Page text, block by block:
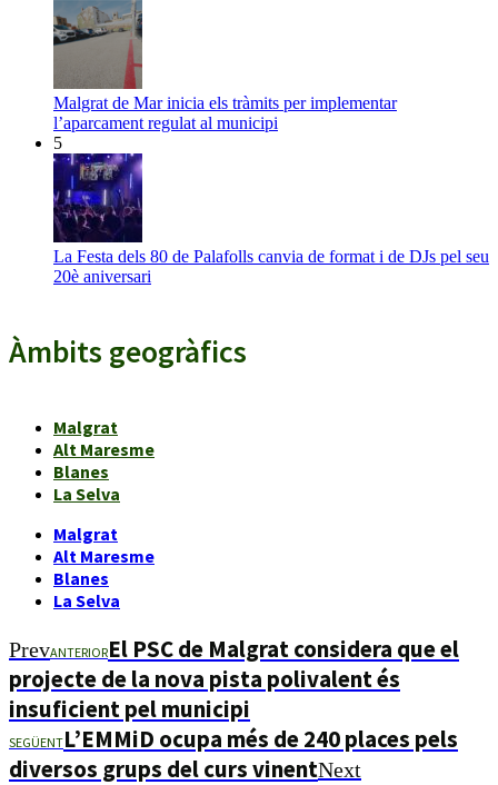
Malgrat de Mar inicia els tràmits per implementar
l’aparcament regulat al municipi
5
La Festa dels 80 de Palafolls canvia de format i de DJs pel seu
20è aniversari
Àmbits geogràfics
Malgrat
Alt Maresme
Blanes
La Selva
Malgrat
Alt Maresme
Blanes
La Selva
PrevANTERIOREl PSC de Malgrat considera que el
projecte de la nova pista polivalent és
insuficient pel municipi
SEGÜENTL’EMMiD ocupa més de 240 places pels
diversos grups del curs vinentNext